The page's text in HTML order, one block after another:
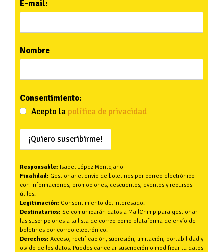
E-mail:
Nombre
Consentimiento:
Acepto la política de privacidad
Responsable: Isabel López Montejano
Finalidad: Gestionar el envío de boletines por correo electrónico
con informaciones, promociones, descuentos, eventos y recursos
útiles.
Legitimación: Consentimiento del interesado.
Destinatarios: Se comunicarán datos a MailChimp para gestionar
las suscripciones a la lista de correo como plataforma de envío de
boletines por correo electrónico.
Derechos: Acceso, rectificación, supresión, limitación, portabilidad y
olvido de los datos. Puedes cancelar suscripción o modificar tu datos